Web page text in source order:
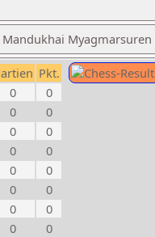
Mandukhai Myagmarsuren
Pkt.
0
0
0
0
0
0
0
0
0
0
0
0
0
0
0
0